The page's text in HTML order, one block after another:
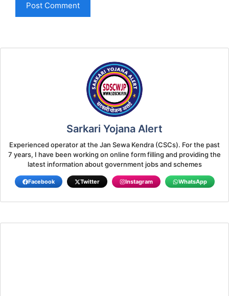
Sarkari Yojana Alert
Experienced operator at the Jan Sewa Kendra (CSCs). For the past
7 years, I have been working on online form filling and providing the
latest information about government jobs and schemes
Facebook Twitter Instagram WhatsApp